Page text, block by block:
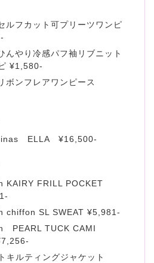
ルフカット可プリーツワンピ
んやり冷感パフ袖リブニット
¥1,580-
ボンフレアワンピース
ELLA ¥16,500-
KAIRY FRILL POCKET
chiffon SL SWEAT ¥5,981-
PEARL TUCK CAMI
ルティングジャケット